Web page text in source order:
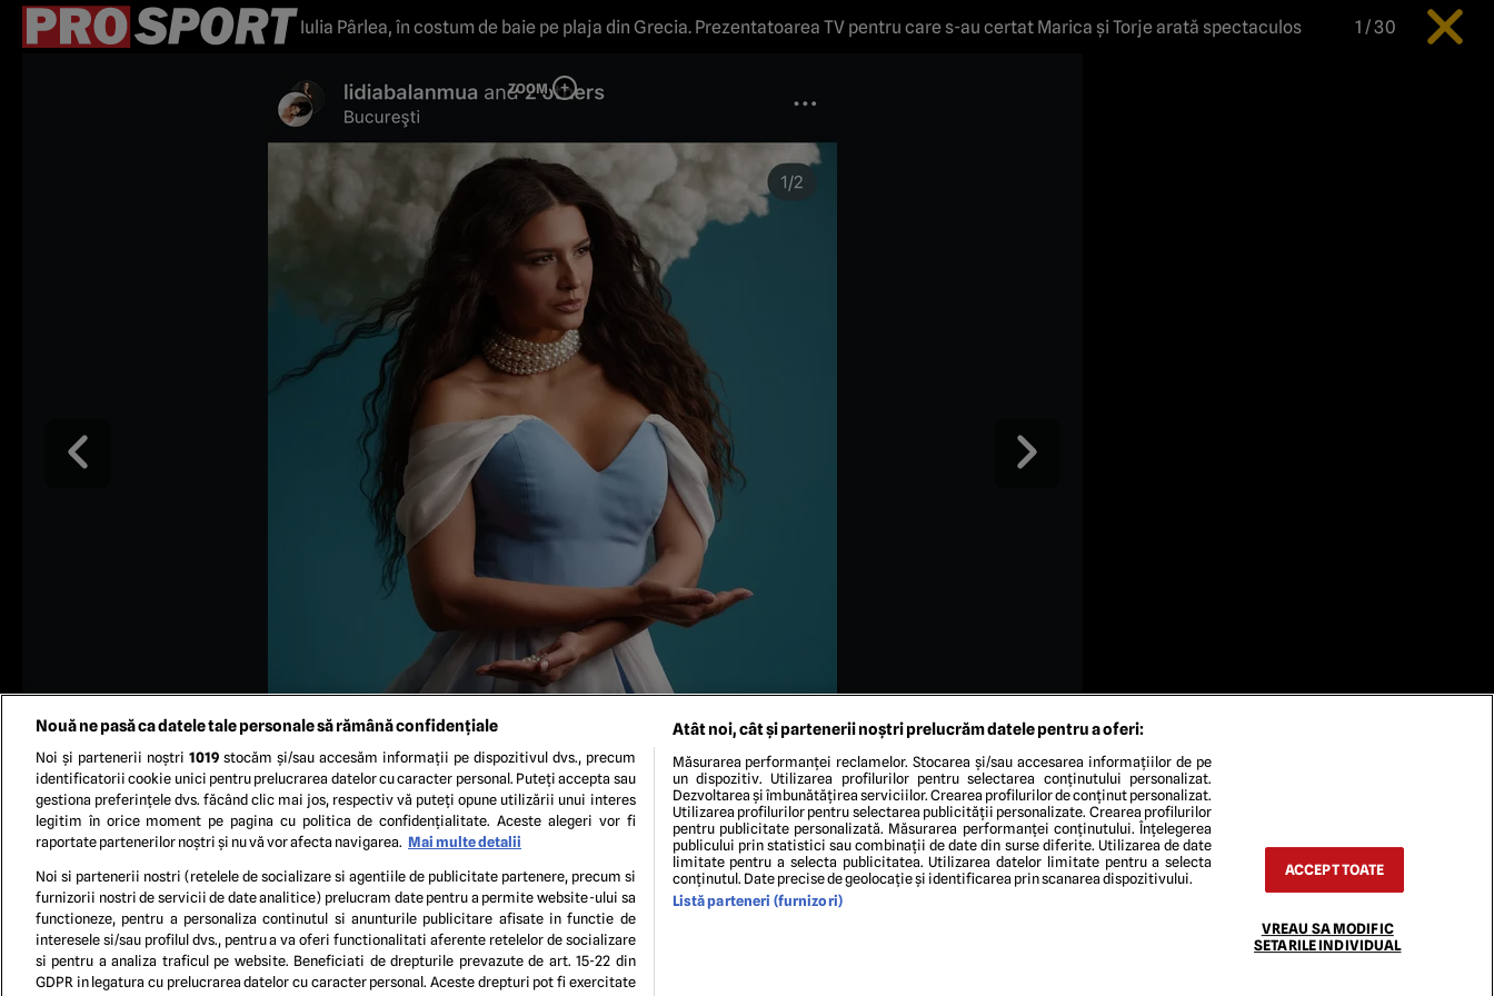
Iulia Pârlea, în costum de baie pe plaja din Grecia. Prezentatoarea TV pentru care s-au certat Marica şi Torje arată spectaculos 1 /30
TERMENI ȘI CONDIȚIIPOLITICA DE CONFIDENTIALITATE
Nouă ne pasă ca datele tale personale să rămână confidențiale
Noi și partenerii noștri 1019stocăm și/sau accesăm informații pe dispozitivul dvs., precum
identificatorii cookie unici pentru prelucrarea datelor cu caracter personal. Puteți accepta sau
gestiona preferințele dvs. făcând clic mai jos, respectiv vă puteți opune utilizării unui interes
legitim în orice moment pe pagina cu politica de confidențialitate. Aceste alegeri vor fi
raportate partenerilor noștri și nu vă vor afecta navigarea. Mai multe detalii
Noi si partenerii nostri (retelele de socializare si agentiile de publicitate partenere, precum si
furnizorii nostri de servicii de date analitice) prelucram date pentru a permite website-ului sa
functioneze, pentru a personaliza continutul si anunturile publicitare afisate in functie de
interesele si/sau profilul dvs., pentru a va oferi functionalitati aferente retelelor de socializare
si pentru a analiza traficul pe website. Beneficiati de drepturile prevazute de art. 15-22 din
GDPR in legatura cu prelucrarea datelor cu caracter personal. Aceste drepturi pot fi exercitate
Atât noi, cât și partenerii noștri prelucrăm datele pentru a oferi:
Măsurarea performanței reclamelor. Stocarea și/sau accesarea informațiilor de pe
un dispozitiv. Utilizarea profilurilor pentru selectarea conținutului personalizat.
Dezvoltarea și îmbunătățirea serviciilor. Crearea profilurilor de conținut personalizat.
Utilizarea profilurilor pentru selectarea publicității personalizate. Crearea profilurilor
pentru publicitate personalizată. Măsurarea performanței conținutului. Înțelegerea
publicului prin statistici sau combinații de date din surse diferite. Utilizarea de date
limitate pentru a selecta publicitatea. Utilizarea datelor limitate pentru a selecta
conținutul. Date precise de geolocație și identificarea prin scanarea dispozitivului.
Listă parteneri (furnizori)
ACCEPT TOATE
VREAU SA MODIFIC
SETARILE INDIVIDUAL